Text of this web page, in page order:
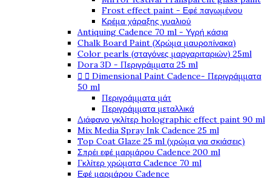
Frost effect paint - Εφέ παγωμένου
Κρέμα χάραξης γυαλιού
Antiquing Cadence 70 ml - Υγρή κάσια
Chalk Board Paint (Χρώμα μαυροπίνακα)
Color pearls (σταγόνες μαργαριταριών) 25ml
Dora 3D - Περιγράμματα 25 ml
  Dimensional Paint Cadence- Περιγράμματα
50 ml
Περιγράμματα μάτ
Περιγράμματα μεταλλικά
Διάφανο γκλίτερ holographic effect paint 90 ml
Mix Media Spray Ink Cadence 25 ml
Top Coat Glaze 25 ml (χρώμα για σκιάσεις)
Σπρέι εφέ μαρμάρου Cadence 200 ml
Γκλίτερ χρώματα Cadence 70 ml
Εφέ μαρμάρου Cadence